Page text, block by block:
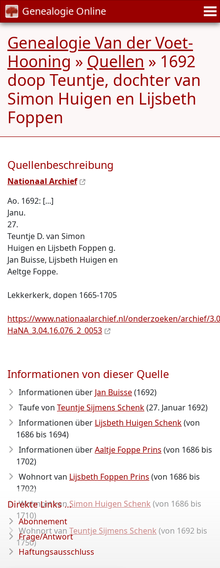
Genealogie Online
Genealogie Van der Voet-
Hooning » Quellen » 1692
doop Teuntje, dochter van
Simon Huigen en Lijsbeth
Foppen
Quellenbeschreibung
Nationaal Archief
Ao. 1692: [...]
Janu.
27.
Teuntje D. van Simon
Huigen en Lijsbeth Foppen g.
Jan Buisse, Lijsbeth Huigen en
Aeltge Foppe.
Lekkerkerk, dopen 1665-1705
https://www.nationaalarchief.nl/onderzoeken/archief/
HaNA_3.04.16.076_2_0053
Informationen von dieser Quelle
Informationen über Jan Buisse(1692)
Taufe von Teuntje Sijmens Schenk(27. Januar 1692)
Informationen über Lijsbeth Huigen Schenk(von
1686 bis 1694)
Informationen überAaltje Foppe Prins (von 1686 bis
1702)
Wohnort van Lijsbeth Foppen Prins (von 1686 bis
1702)
Wohnort van Simon Huigen Schenk (von 1686 bis
1710)
Wohnort van Teuntje Sijmens Schenk (von 1692 bis
1750)
Direkte Links ...
Abonnement
Frage/Antwort
Haftungsausschluss